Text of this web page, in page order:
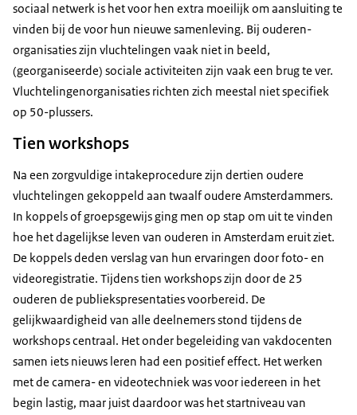
sociaal netwerk is het voor hen extra moeilijk om aansluiting te
vinden bij de voor hun nieuwe samenleving. Bij ouderen­
organisaties zijn vluchtelingen vaak niet in beeld,
(georganiseerde) sociale activiteiten zijn vaak een brug te ver.
Vluchtelingenorganisaties richten zich meestal niet specifiek
op 50-plussers.
Tien workshops
Na een zorgvuldige intakeprocedure zijn dertien oudere
vluchtelingen gekoppeld aan twaalf oudere Amsterdammers.
In koppels of groepsgewijs ging men op stap om uit te vinden
hoe het dagelijkse leven van ouderen in Amsterdam eruit ziet.
De koppels deden verslag van hun ervaringen door foto- en
videoregistratie. Tijdens tien workshops zijn door de 25
ouderen de publiekspresentaties voorbereid. De
gelijkwaardigheid van alle deelnemers stond tijdens de
workshops centraal. Het onder begeleiding van vakdocenten
samen iets nieuws leren had een positief effect. Het werken
met de camera- en videotechniek was voor iedereen in het
begin lastig, maar juist daardoor was het startniveau van